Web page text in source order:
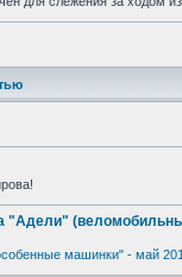
"Адели"
машинки" - май